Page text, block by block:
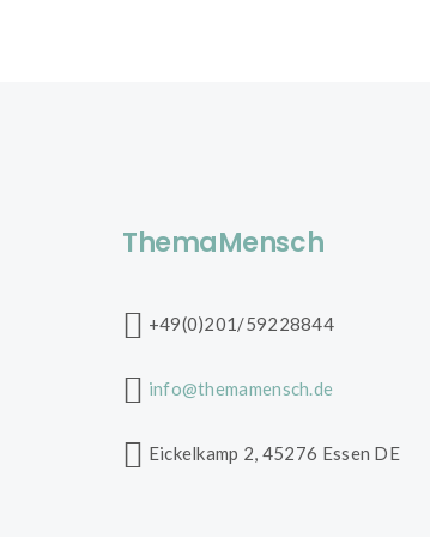
ThemaMensch
+49(0)201/59228844
info@themamensch.de
Eickelkamp 2, 45276 Essen DE